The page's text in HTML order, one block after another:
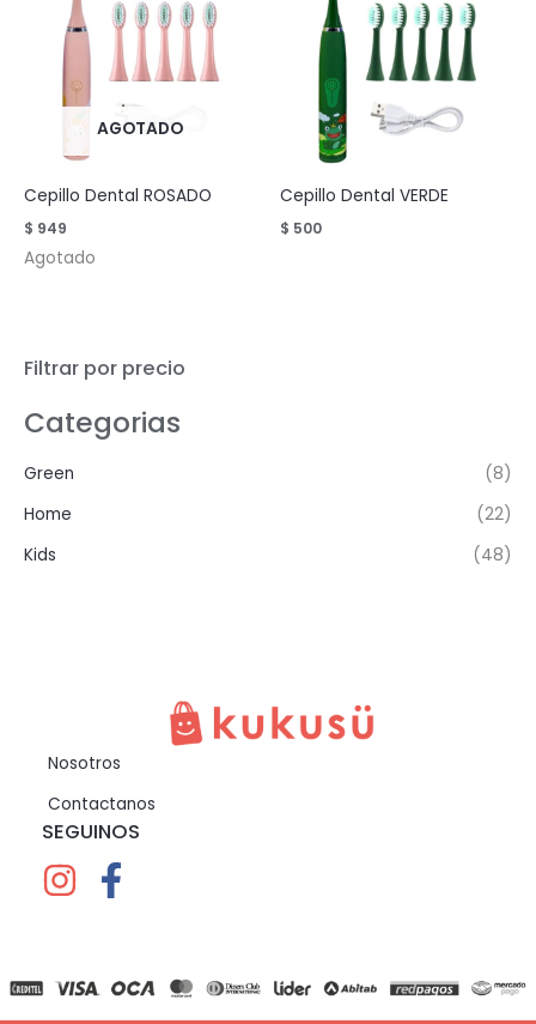
Filtrar por precio
Categorias
Green
(8)
Home
(22)
Kids
(48)
AGOTADO
Cepillo Dental ROSADO
$ 949
Agotado
Cepillo Dental VERDE
$ 500
Nosotros
Contactanos
SEGUINOS